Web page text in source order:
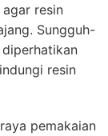
resin
Sungguh-
resin
pemakaian